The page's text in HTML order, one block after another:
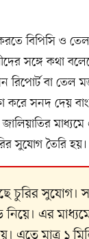
বিপিসি ও
সঙ্গে কথা
বা তেল
সনদ দেয়
সুযোগ তৈরি হয়।
সুযোগ।
নিয়ে। এর